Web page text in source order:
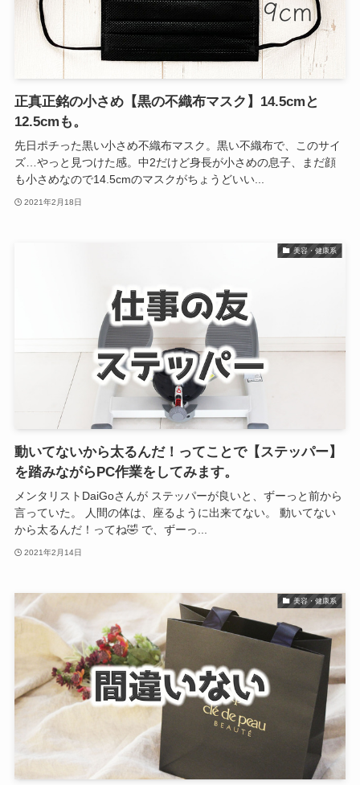
正真正銘の小さめ【黒の不織布マスク】14.5cmと
12.5cmも。
先日ポチった黒い小さめ不織布マスク。黒い不織布で、このサイ
ズ…やっと見つけた感。中2だけど身長が小さめの息子、まだ顔
も小さめなので14.5cmのマスクがちょうどいい...
2021年2月18日
美容・健康系
動いてないから太るんだ！ってことで【ステッパー】
を踏みながらPC作業をしてみます。
メンタリストDaiGoさんが ステッパーが良いと、ずーっと前から
言っていた。 人間の体は、座るように出来てない。 動いてない
から太るんだ！ってね🤣 で、ずーっ...
2021年2月14日
美容・健康系